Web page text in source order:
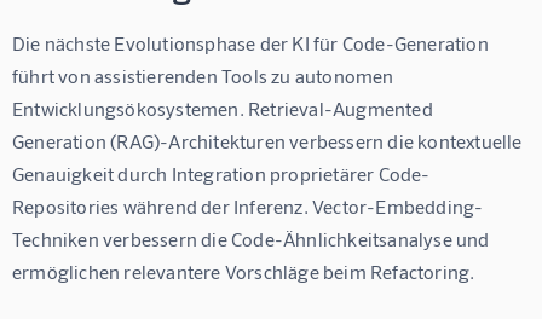
Die nächste Evolutionsphase der KI für Code-Generation
führt von assistierenden Tools zu autonomen
Entwicklungsökosystemen. Retrieval-Augmented
Generation (RAG)-Architekturen verbessern die kontextuelle
Genauigkeit durch Integration proprietärer Code-
Repositories während der Inferenz. Vector-Embedding-
Techniken verbessern die Code-Ähnlichkeitsanalyse und
ermöglichen relevantere Vorschläge beim Refactoring.